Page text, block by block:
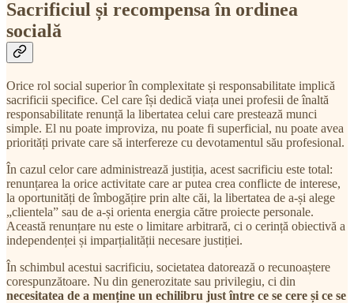
Sacrificiul și recompensa în ordinea
socială
Orice rol social superior în complexitate și responsabilitate implică
sacrificii specifice. Cel care își dedică viața unei profesii de înaltă
responsabilitate renunță la libertatea celui care prestează munci
simple. El nu poate improviza, nu poate fi superficial, nu poate avea
priorități private care să interfereze cu devotamentul său profesional.
În cazul celor care administrează justiția, acest sacrificiu este total:
renunțarea la orice activitate care ar putea crea conflicte de interese,
la oportunități de îmbogățire prin alte căi, la libertatea de a-și alege
„clientela” sau de a-și orienta energia către proiecte personale.
Această renunțare nu este o limitare arbitrară, ci o cerință obiectivă a
independenței și imparțialității necesare justiției.
În schimbul acestui sacrificiu, societatea datorează o recunoaștere
corespunzătoare. Nu din generozitate sau privilegiu, ci din
necesitatea de a menține un echilibru just între ce se cere și ce se